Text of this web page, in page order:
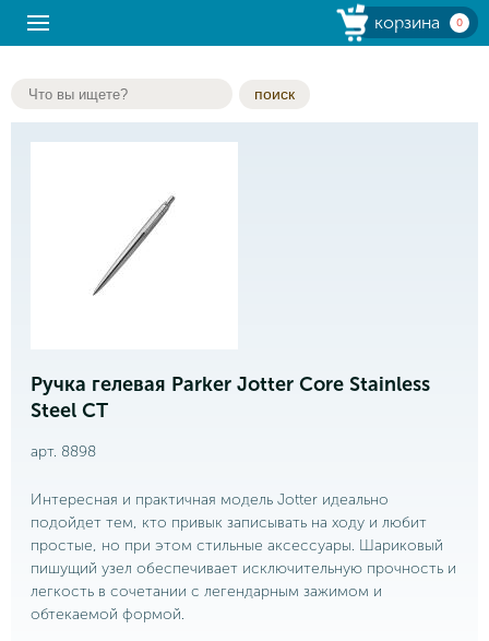
корзина 0
поиск
Ручка гелевая Parker Jotter Core Stainless
Steel CT
арт. 8898
Интересная и практичная модель Jotter идеально
подойдет тем, кто привык записывать на ходу и любит
простые, но при этом стильные аксессуары. Шариковый
пишущий узел обеспечивает исключительную прочность и
легкость в сочетании с легендарным зажимом и
обтекаемой формой.